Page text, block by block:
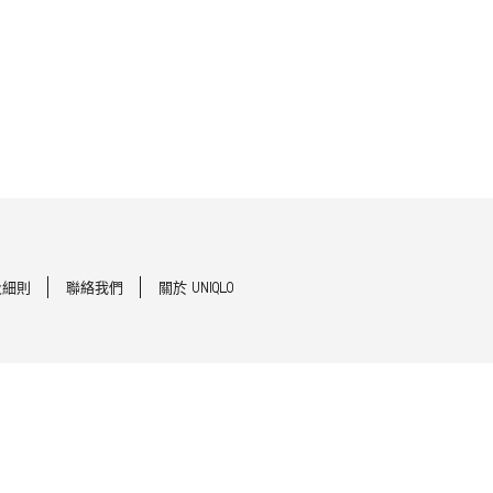
則 聯絡我們 關於 UNIQLO